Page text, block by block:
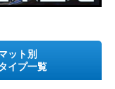
ット別
イプ一覧